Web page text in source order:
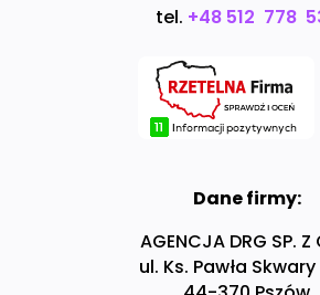
tel. +48 512 778
Dane firmy:
AGENCJA DRG SP. Z
ul. Ks. Pawła